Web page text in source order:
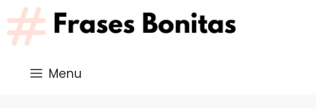
Saltar
al
contenido
Menu